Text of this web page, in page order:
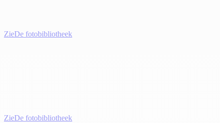
ZieDe fotobibliotheek
ZieDe fotobibliotheek